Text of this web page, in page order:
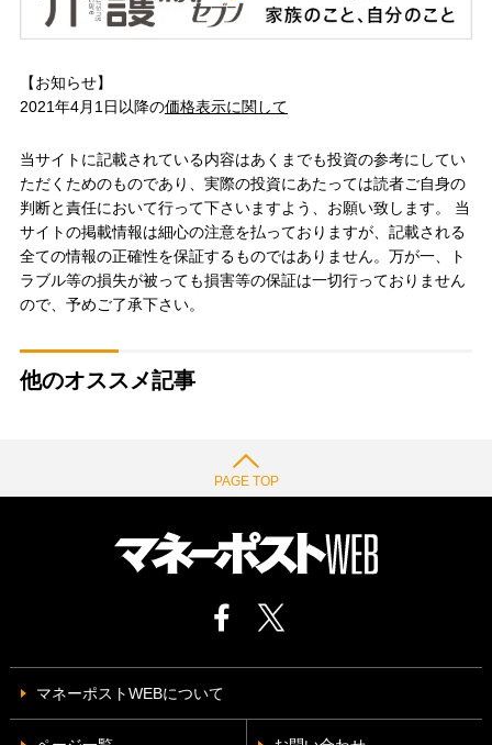
【お知らせ】
2021年4月1日以降の価格表示に関して
当サイトに記載されている内容はあくまでも投資の参考にしてい
ただくためのものであり、実際の投資にあたっては読者ご自身の
判断と責任において行って下さいますよう、お願い致します。 当
サイトの掲載情報は細心の注意を払っておりますが、記載される
全ての情報の正確性を保証するものではありません。万が一、ト
ラブル等の損失が被っても損害等の保証は一切行っておりません
ので、予めご了承下さい。
他のオススメ記事
PAGE TOP
マネーポストWEBについて